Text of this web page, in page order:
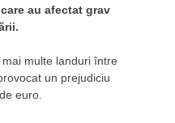
au afectat grav
multe landuri între
un prejudiciu
euro.